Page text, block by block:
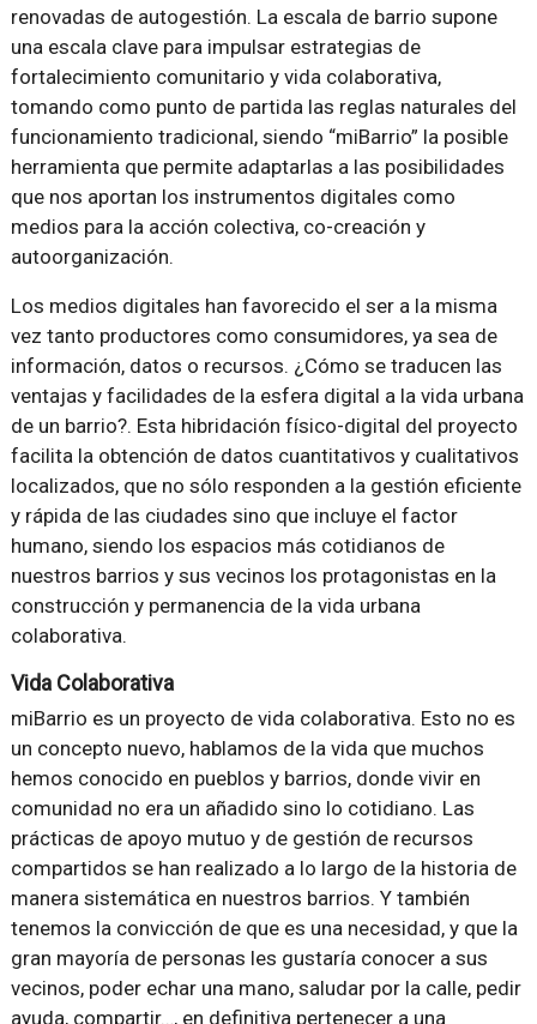
renovadas de autogestión. La escala de barrio supone
una escala clave para impulsar estrategias de
fortalecimiento comunitario y vida colaborativa,
tomando como punto de partida las reglas naturales del
funcionamiento tradicional, siendo “miBarrio” la posible
herramienta que permite adaptarlas a las posibilidades
que nos aportan los instrumentos digitales como
medios para la acción colectiva, co-creación y
autoorganización.
Los medios digitales han favorecido el ser a la misma
vez tanto productores como consumidores, ya sea de
información, datos o recursos. ¿Cómo se traducen las
ventajas y facilidades de la esfera digital a la vida urbana
de un barrio?. Esta hibridación físico-digital del proyecto
facilita la obtención de datos cuantitativos y cualitativos
localizados, que no sólo responden a la gestión eficiente
y rápida de las ciudades sino que incluye el factor
humano, siendo los espacios más cotidianos de
nuestros barrios y sus vecinos los protagonistas en la
construcción y permanencia de la vida urbana
colaborativa.
Vida Colaborativa
miBarrio es un proyecto de vida colaborativa. Esto no es
un concepto nuevo, hablamos de la vida que muchos
hemos conocido en pueblos y barrios, donde vivir en
comunidad no era un añadido sino lo cotidiano. Las
prácticas de apoyo mutuo y de gestión de recursos
compartidos se han realizado a lo largo de la historia de
manera sistemática en nuestros barrios. Y también
tenemos la convicción de que es una necesidad, y que la
gran mayoría de personas les gustaría conocer a sus
vecinos, poder echar una mano, saludar por la calle, pedir
ayuda, compartir…, en definitiva pertenecer a una